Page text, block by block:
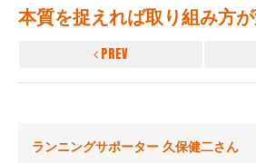
本質を捉えれば取り組み方
PREV
ランニングサポーター 久保健二さん